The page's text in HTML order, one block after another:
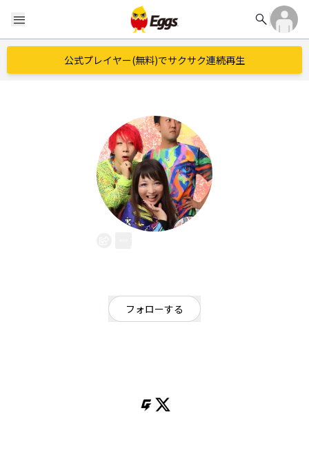
menu search
公式プレイヤー(無料)でサクサク連続再生
フォローする
(DMは基本スタッフが返信します)